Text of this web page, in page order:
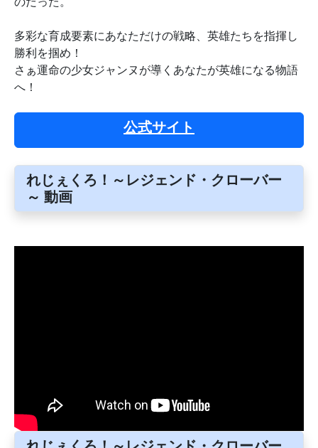
多彩な育成要素にあなただけの戦略、英雄たちを指揮し
勝利を掴め！
さぁ運命の少女ジャンヌが導くあなたが英雄になる物語
へ！
公式サイト
れじぇくろ！～レジェンド・クローバー
～ 動画